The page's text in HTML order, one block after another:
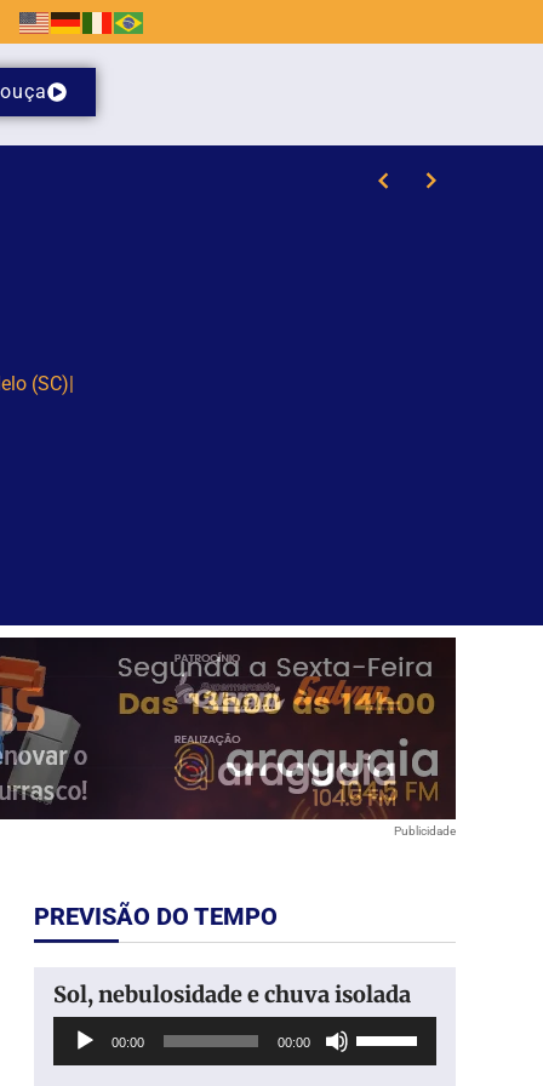
ouça
Publicidade
PREVISÃO DO TEMPO
Sol, nebulosidade e chuva isolada
Tocador
00:00 00:00